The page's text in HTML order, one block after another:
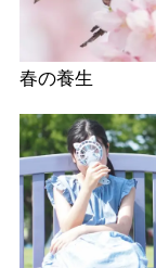
春の養生